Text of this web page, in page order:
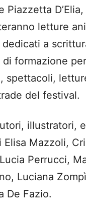
D’Elia,
letture
a
formazione
spettacoli,
del festival.
illustratori,
Mazzoli,
Perrucci,
Luciana
De Fazio.